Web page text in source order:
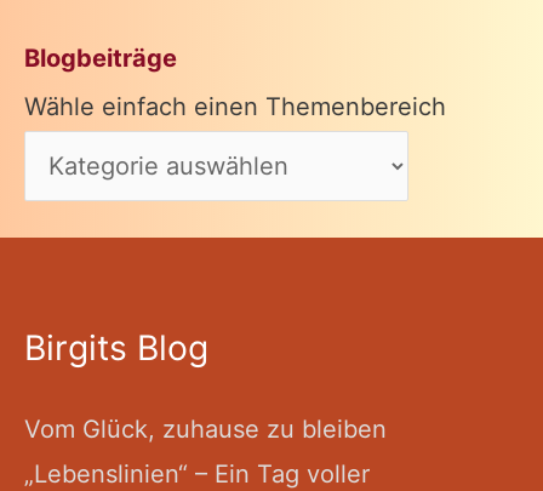
Blogbeiträge
Wähle einfach einen Themenbereich
Birgits Blog
Vom Glück, zuhause zu bleiben
„Lebenslinien“ – Ein Tag voller